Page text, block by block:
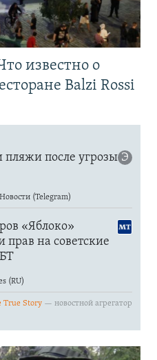
известно о
Balzi Rossi